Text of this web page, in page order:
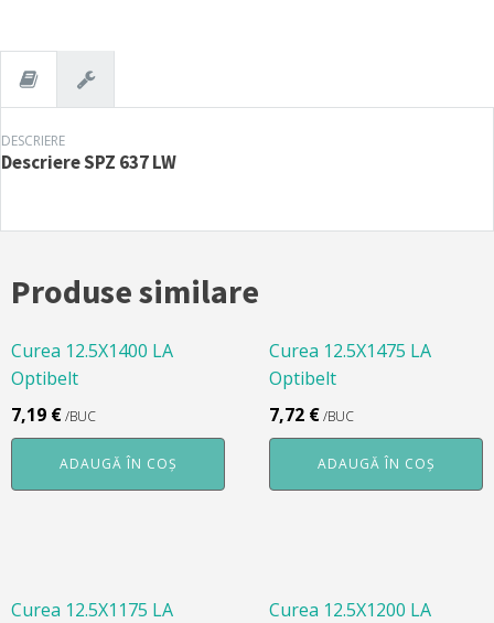
DESCRIERE
DescriereSPZ 637 LW
Produse similare
Curea 12.5X1400 LA
Optibelt
7,19 €/BUC
ADAUGĂ ÎN COȘ
Curea 12.5X1475 LA
Optibelt
7,72 €/BUC
ADAUGĂ ÎN COȘ
Curea 12.5X1175 LA
Curea 12.5X1200 LA